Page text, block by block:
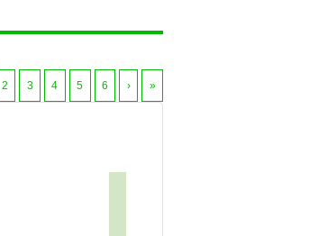
2 3 4 5 6 › »